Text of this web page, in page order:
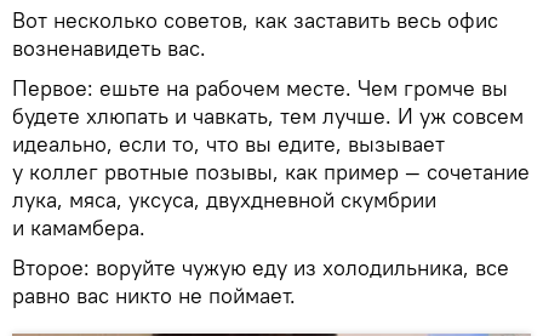
Вот несколько советов, как заставить весь офис
возненавидеть вас.
Первое: ешьте на рабочем месте. Чем громче вы
будете хлюпать и чавкать, тем лучше. И уж совсем
идеально, если то, что вы едите, вызывает
у коллег рвотные позывы, как пример — сочетание
лука, мяса, уксуса, двухдневной скумбрии
и камамбера.
Второе: воруйте чужую еду из холодильника, все
равно вас никто не поймает.